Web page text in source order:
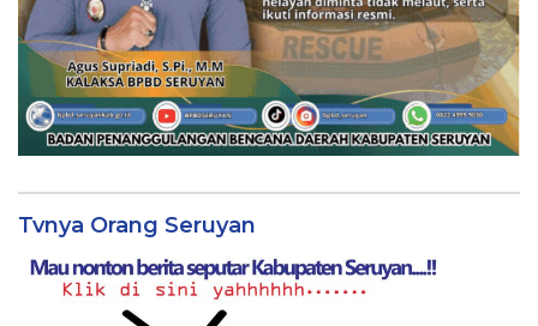
Tvnya Orang Seruyan